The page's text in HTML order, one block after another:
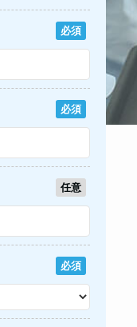
必須
必須
任意
必須